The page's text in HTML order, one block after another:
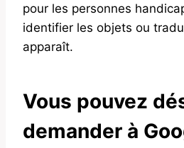
pour les personnes
identifier les objets ou
apparaît.
Vous pouvez
demander à